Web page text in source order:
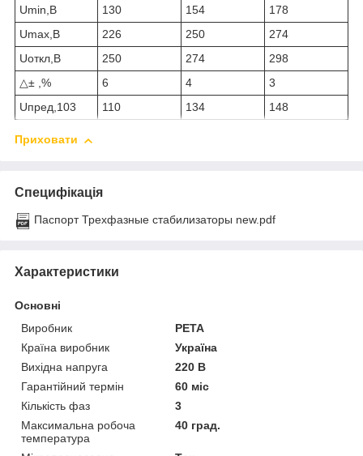
Umin,В 130 154
178
Umax,В
226 250
274
Uоткл,В
250 274
298
△± ,%
6 4
3
Uпред,103
110 134 148
Приховати
Специфікація
Паспорт Трехфазные стабилизаторы new.pdf
Характеристики
Основні
Виробник
РЕТА
Країна виробник
Україна
Вихідна напруга
220 В
Гарантійний термін
60 міс
Кількість фаз
3
Максимальна робоча
температура
40 град.